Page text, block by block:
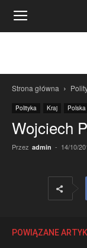
Strona główna
Polityka Kraj Polska
Wojciech
Przez admin - 14/10/
POWIĄZANE